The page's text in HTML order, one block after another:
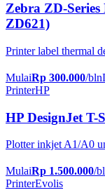
Zebra ZD-
ZD621)
Printer label thermal
MulaiRp 300.000/bln
PrinterHP
HP DesignJet T-
Plotter inkjet A1/A0
MulaiRp 1.500.000/
PrinterEvolis